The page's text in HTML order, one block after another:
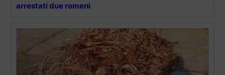
arrestati due romeni